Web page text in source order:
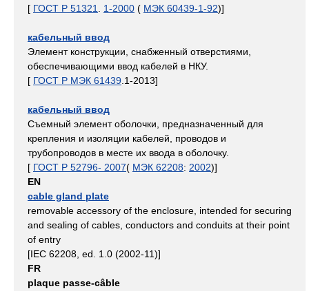
[ ГОСТ Р 51321 1-2000 ( МЭК 60439-1-92)]
кабельный ввод
Элемент конструкции, снабженный отверстиями,
обеспечивающими ввод кабелей в НКУ.
[ ГОСТ Р МЭК 61439 .1-2013]
кабельный ввод
Съемный элемент оболочки, предназначенный для
крепления и изоляции кабелей, проводов и
трубопроводов в месте их ввода в оболочку.
[ ГОСТ Р 52796- 2007( МЭК 62208: 2002)]
EN
cable gland plate
removable accessory of the enclosure, intended for securing
and sealing of cables, conductors and conduits at their point
of entry
[IEC 62208, ed. 1.0 (2002-11)]
FR
plaque passe-câble